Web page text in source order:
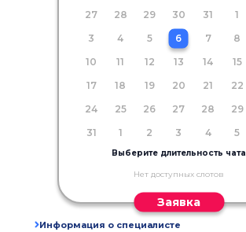
27
28 29 30 31 1
3
4 5 6 7 8
10
11 12 13 14 15
17
18 19 20 21 22
24
25 26 27 28 29
31
1 2 3 4 5
Выберите длительность чата
Нет доступных слотов
Заявка
Информация о специалисте